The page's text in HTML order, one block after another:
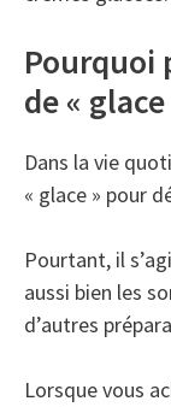
Pourquoi
de « glace
Dans la vie
« glace » pour
Pourtant, il
aussi bien les
d’autres
Lorsque vous